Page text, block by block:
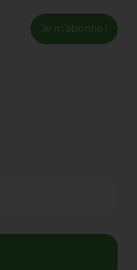
Je m'abonne !